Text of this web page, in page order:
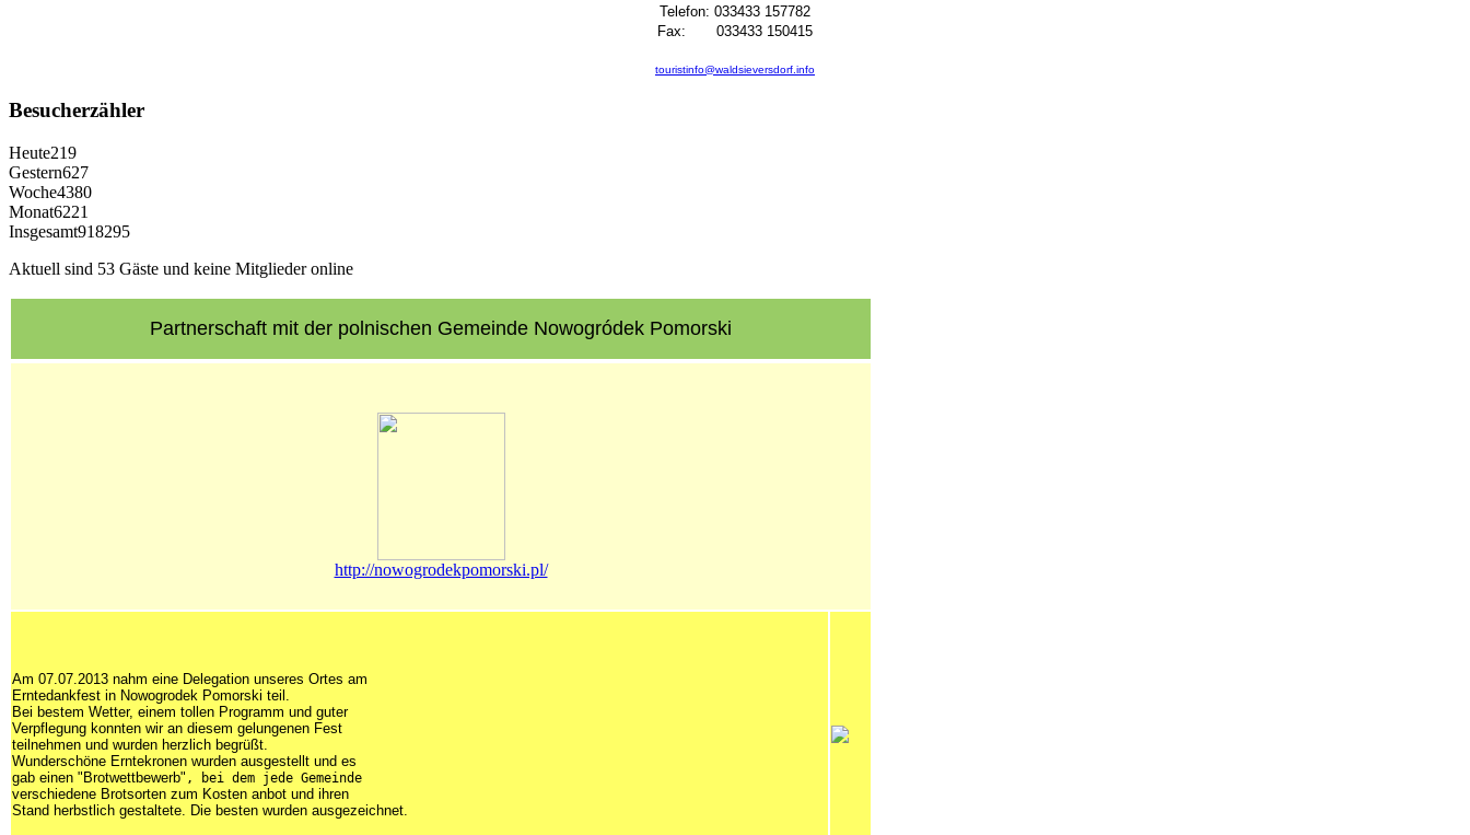
Telefon: 033433 157782
Fax: 033433 150415
touristinfo@waldsieversdorf.info
Besucherzähler
Heute219
Gestern627
Woche4380
Monat6221
Insgesamt918295
Aktuell sind 53 Gäste und keine Mitglieder online
Partnerschaft mit der polnischen Gemeinde Nowogródek Pomorski
http://nowogrodekpomorski.pl/
Am 07.07.2013 nahm eine Delegation unseres Ortes am
Erntedankfest in Nowogrodek Pomorski teil.
Bei bestem Wetter, einem tollen Programm und guter
Verpflegung konnten wir an diesem gelungenen Fest
teilnehmen und wurden herzlich begrüßt.
Wunderschöne Erntekronen wurden ausgestellt und es
gab einen "Brotwettbewerb" , bei dem jede Gemeinde
verschiedene Brotsorten zum Kosten anbot und ihren
Stand herbstlich gestaltete. Die besten wurden ausgezeichnet.